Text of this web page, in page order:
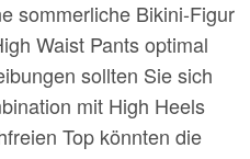
sommerliche Bikini-Figur
Waist Pants optimal
sollten Sie sich
mit High Heels
Top könnten die